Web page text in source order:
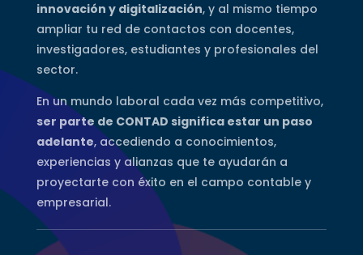
innovación y digitalización, y al mismo tiempo
ampliar tu red de contactos con docentes,
investigadores, estudiantes y profesionales del
sector.
En un mundo laboral cada vez más competitivo,
ser parte de CONTAD significa estar un paso
adelante, accediendo a conocimientos,
experiencias y alianzas que te ayudarán a
proyectarte con éxito en el campo contable y
empresarial.